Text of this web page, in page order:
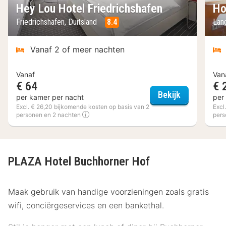
Hey Lou Hotel Friedrichshafen
Friedrichshafen, Duitsland 8.4
Vanaf 2 of meer nachten
Vanaf
€ 64
per kamer per nacht
Excl. € 26,20 bijkomende kosten op basis van 2
personen en 2 nachten
Bekijk Hey Lou
€
per
PLAZA Hotel Buchhorner Hof
Maak gebruik van handige voorzieningen zoals gratis
wifi, conciërgeservices en een bankethal.